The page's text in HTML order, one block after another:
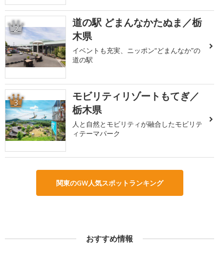
2
道の駅 どまんなかたぬま／栃
木県
イベントも充実、ニッポン“どまんなか”の
道の駅
3
モビリティリゾートもてぎ／
栃木県
人と自然とモビリティが融合したモビリテ
ィテーマパーク
関東のGW人気スポットランキング
おすすめ情報